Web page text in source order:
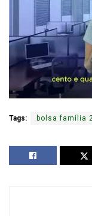
Tags: bolsa família